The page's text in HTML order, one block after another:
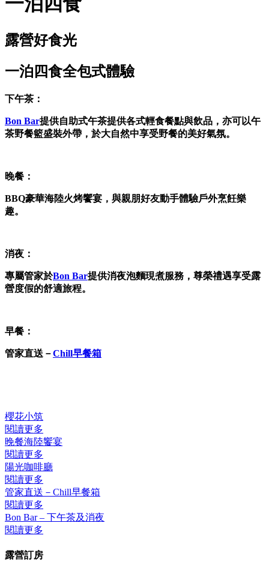
露營好食光
一泊四食全包式體驗
下午茶：
Bon Bar提供自助式午茶提供各式輕食餐點與飲品，亦可以午
茶野餐籃盛裝外帶，於大自然中享受野餐的美好氣氛。
晚餐：
BBQ豪華海陸火烤饗宴，與親朋好友動手體驗戶外烹飪樂
趣。
消夜：
專屬管家於Bon Bar提供消夜泡麵現煮服務，尊榮禮遇享受露
營度假的舒適旅程。
早餐：
管家直送－Chill早餐箱
櫻花小筑
閱讀更多
晚餐海陸饗宴
閱讀更多
陽光咖啡廳
閱讀更多
管家直送－Chill早餐箱
閱讀更多
Bon Bar – 下午茶及消夜
閱讀更多
露營訂房